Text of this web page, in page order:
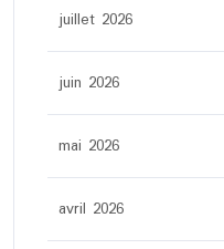
juillet 2026
juin 2026
mai 2026
avril 2026